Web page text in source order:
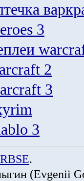
3
2
3
3
.
(Evgenii